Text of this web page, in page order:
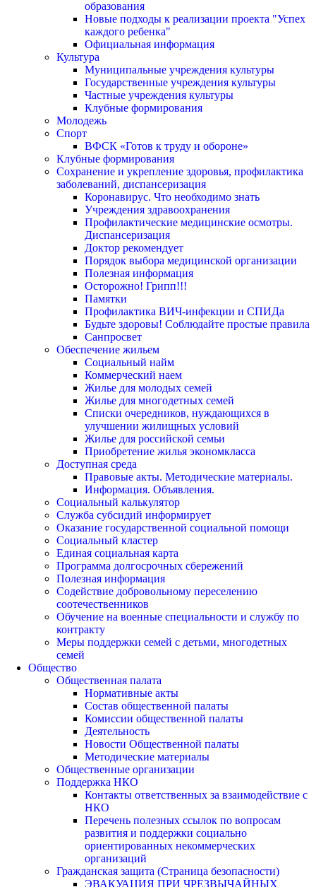
образования
Новые подходы к реализации проекта "Успех
каждого ребенка"
Официальная информация
Культура
Муниципальные учреждения культуры
Государственные учреждения культуры
Частные учреждения культуры
Клубные формирования
Молодежь
Спорт
ВФСК «Готов к труду и обороне»
Клубные формирования
Сохранение и укрепление здоровья, профилактика
заболеваний, диспансеризация
Коронавирус. Что необходимо знать
Учреждения здравоохранения
Профилактические медицинские осмотры.
Диспансеризация
Доктор рекомендует
Порядок выбора медицинской организации
Полезная информация
Осторожно! Грипп!!!
Памятки
Профилактика ВИЧ-инфекции и СПИДа
Будьте здоровы! Соблюдайте простые правила
Санпросвет
Обеспечение жильем
Социальный найм
Коммерческий наем
Жилье для молодых семей
Жилье для многодетных семей
Списки очередников, нуждающихся в
улучшении жилищных условий
Жилье для российской семьи
Приобретение жилья экономкласса
Доступная среда
Правовые акты. Методические материалы.
Информация. Объявления.
Социальный калькулятор
Служба субсидий информирует
Оказание государственной социальной помощи
Социальный кластер
Единая социальная карта
Программа долгосрочных сбережений
Полезная информация
Содействие добровольному переселению
соотечественников
Обучение на военные специальности и службу по
контракту
Меры поддержки семей с детьми, многодетных
семей
Общество
Общественная палата
Нормативные акты
Состав общественной палаты
Комиссии общественной палаты
Деятельность
Новости Общественной палаты
Методические материалы
Общественные организации
Поддержка НКО
Контакты ответственных за взаимодействие с
НКО
Перечень полезных ссылок по вопросам
развития и поддержки социально
ориентированных некоммерческих
организаций
Гражданская защита (Страница безопасности)
ЭВАКУАЦИЯ ПРИ ЧРЕЗВЫЧАЙНЫХ